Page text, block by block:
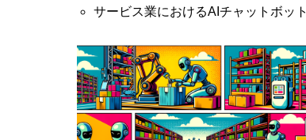
サービス業におけるAIチャットボット